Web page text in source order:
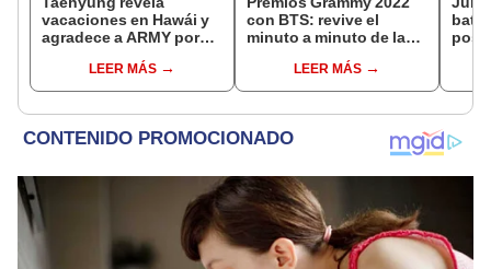
vacaciones en Hawái y
agradece a ARMY por
LEER MÁS
con BTS: revive el
minuto a minuto de la
LEER MÁS